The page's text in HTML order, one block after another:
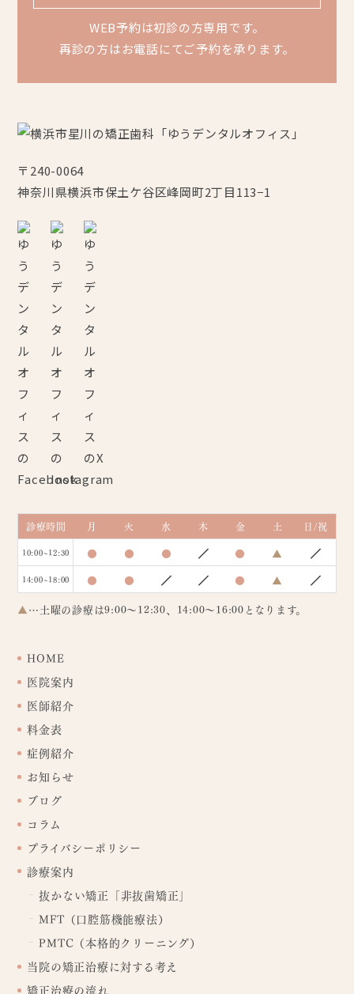
WEB予約は初診の方専用です。
再診の方はお電話にてご予約を承ります。
〒240-0064
神奈川県横浜市保土ケ谷区峰岡町2丁目113−1
診療時間 月 火 水 木 金 土 日/祝
10:00~12:30 ● ● ● ／ ● ▲ ／
14:00~18:00 ● ● ／ ／ ● ▲
／
▲…土曜の診療は9:00～12:30、14:00～16:00となります。
HOME
医院案内
医師紹介
料金表
症例紹介
お知らせ
ブログ
コラム
プライバシーポリシー
診療案内
抜かない矯正「非抜歯矯正」
MFT（口腔筋機能療法）
PMTC（本格的クリーニング）
当院の矯正治療に対する考え
矯正治療の流れ